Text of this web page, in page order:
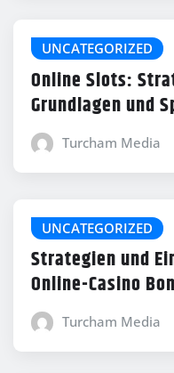
UNCATEGORIZED
Online Slots:
Grundlagen und
Turcham Media
UNCATEGORIZED
Strategien und
Online-Casino
Turcham Media